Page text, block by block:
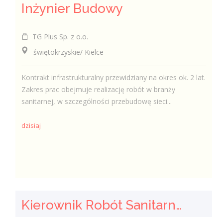
Inżynier Budowy
TG Plus Sp. z o.o.
świętokrzyskie/ Kielce
Kontrakt infrastrukturalny przewidziany na okres ok. 2 lat.
Zakres prac obejmuje realizację robót w branży
sanitarnej, w szczególności przebudowę sieci...
dzisiaj
Kierownik Robót Sanitarnych